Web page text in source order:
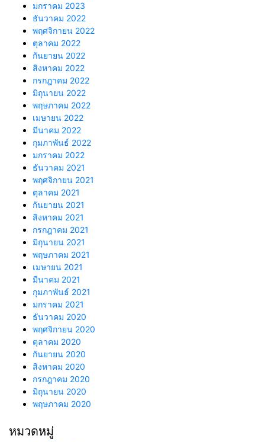
มกราคม 2023
ธันวาคม 2022
พฤศจิกายน 2022
ตุลาคม 2022
กันยายน 2022
สิงหาคม 2022
กรกฎาคม 2022
มิถุนายน 2022
พฤษภาคม 2022
เมษายน 2022
มีนาคม 2022
กุมภาพันธ์ 2022
มกราคม 2022
ธันวาคม 2021
พฤศจิกายน 2021
ตุลาคม 2021
กันยายน 2021
สิงหาคม 2021
กรกฎาคม 2021
มิถุนายน 2021
พฤษภาคม 2021
เมษายน 2021
มีนาคม 2021
กุมภาพันธ์ 2021
มกราคม 2021
ธันวาคม 2020
พฤศจิกายน 2020
ตุลาคม 2020
กันยายน 2020
สิงหาคม 2020
กรกฎาคม 2020
มิถุนายน 2020
พฤษภาคม 2020
หมวดหมู่